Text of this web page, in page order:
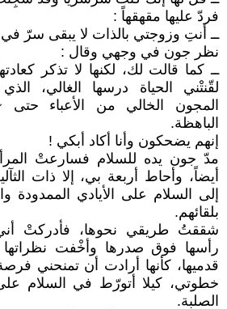
فردّ عليها مقهقهاً :
ــ أنتِ وزوجتي بالذات لا يبقى سرّ
نظر جون في وجهي وقال :
ــ كما قالت لك، لكنها لا تذكر
لقّنتْني الحياة درسها الغالي،
المجون الخالي من الأعباء حتى
الباهظة.
إنهم يضحكون وأنا أكاد أبكي !
مدّ جون يده للسلام فسارعتْ
أيضاً، وأحاط أربعة بي، إلا ذات
إلى السلام على الأيادي الممدودة
بلقائهم.
شققتُ طريقي نحوها، فأدركتْ
رأسها فوق صدرها وأخْفت
قدميها، كأنها أرادت أن تمنحني
خطوتي، كيلا أتورّط في السلام
الصلبة.